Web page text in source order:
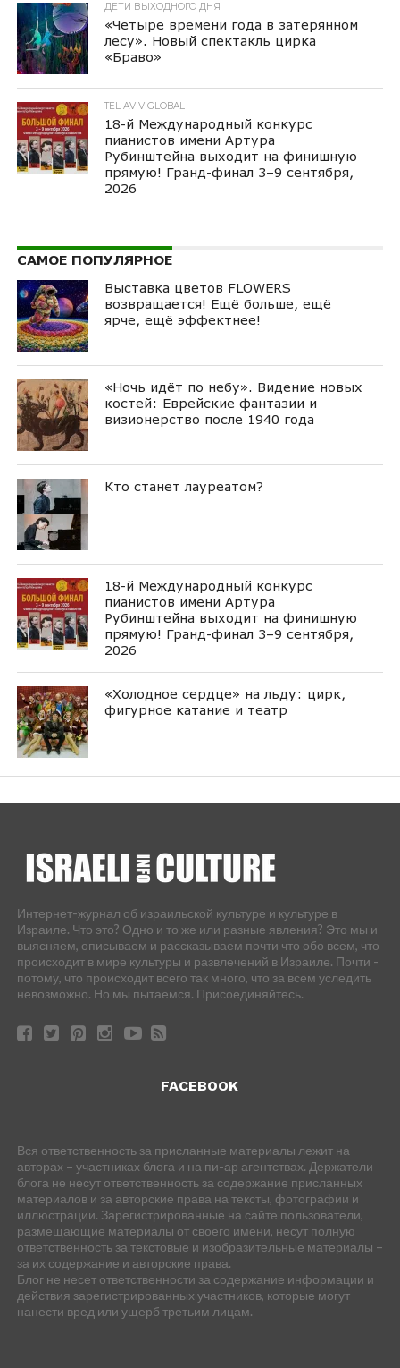
ДЕТИ ВЫХОДНОГО ДНЯ
«Четыре времени года в затерянном
лесу». Новый спектакль цирка
«Браво»
TEL AVIV GLOBAL
18-й Международный конкурс
пианистов имени Артура
Рубинштейна выходит на финишную
прямую! Гранд-финал 3–9 сентября,
2026
САМОЕ ПОПУЛЯРНОЕ
Выставка цветов FLOWERS
возвращается! Ещё больше, ещё
ярче, ещё эффектнее!
«Ночь идёт по небу». Видение новых
костей: Еврейские фантазии и
визионерство после 1940 года
Кто станет лауреатом?
18-й Международный конкурс
пианистов имени Артура
Рубинштейна выходит на финишную
прямую! Гранд-финал 3–9 сентября,
2026
«Холодное сердце» на льду: цирк,
фигурное катание и театр
Интернет-журнал об израильской культуре и культуре в
Израиле. Что это? Одно и то же или разные явления? Это мы и
выясняем, описываем и рассказываем почти что обо всем, что
происходит в мире культуры и развлечений в Израиле. Почти -
потому, что происходит всего так много, что за всем уследить
невозможно. Но мы пытаемся. Присоединяйтесь.
FACEBOOK
Вся ответственность за присланные материалы лежит на
авторах – участниках блога и на пи-ар агентствах. Держатели
блога не несут ответственность за содержание присланных
материалов и за авторские права на тексты, фотографии и
иллюстрации. Зарегистрированные на сайте пользователи,
размещающие материалы от своего имени, несут полную
ответственность за текстовые и изобразительные материалы –
за их содержание и авторские права.
Блог не несет ответственности за содержание информации и
действия зарегистрированных участников, которые могут
нанести вред или ущерб третьим лицам.